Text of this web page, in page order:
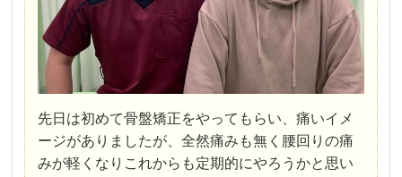
先日は初めて骨盤矯正をやってもらい、痛いイメ
ージがありましたが、全然痛みも無く腰回りの痛
みが軽くなりこれからも定期的にやろうかと思い